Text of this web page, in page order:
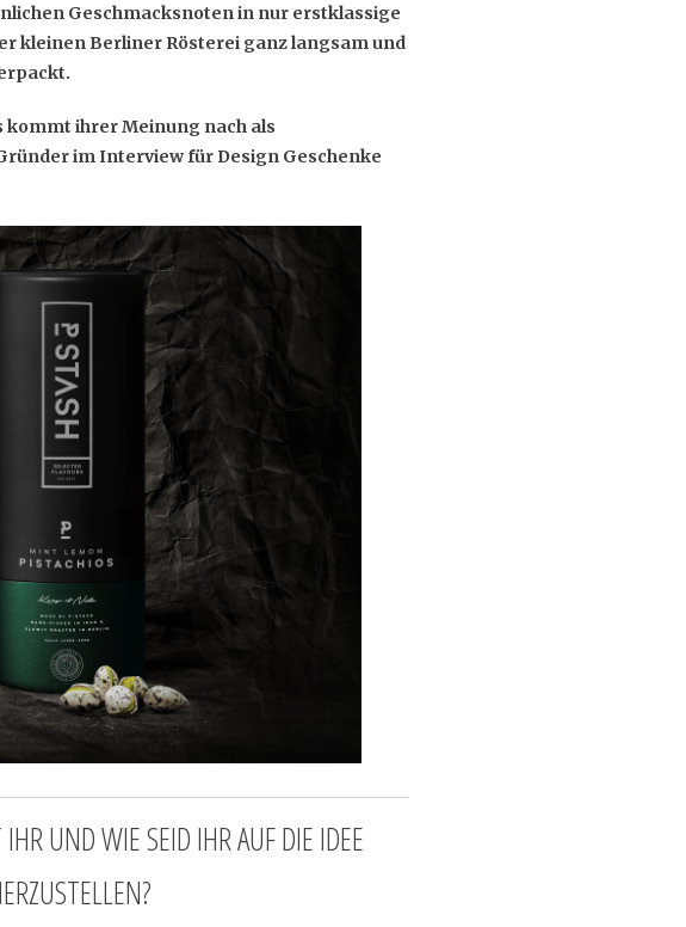
Geschmacksnoten in nur erstklassige
kleinen Berliner Rösterei ganz langsam und
kommt ihrer Meinung nach als
im Interview für Design Geschenke
UND WIE SEID IHR AUF DIE IDEE